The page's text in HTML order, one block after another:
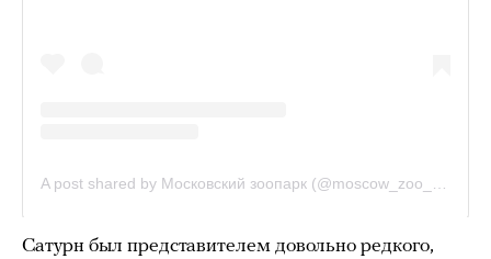
Сатурн был представителем довольно редкого,